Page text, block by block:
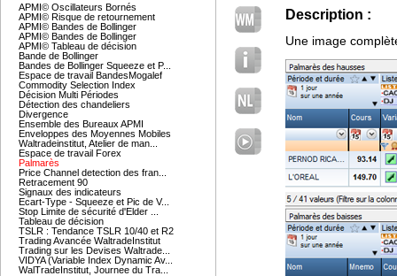
APMI© Oscillateurs Bornés
APMI© Risque de retournement
APMI© Bandes de Bollinger
APMI© Bandes de Bollinger
APMI© Tableau de décision
Bande de Bollinger
Bandes de Bollinger Squeeze et P...
Espace de travail BandesMogalef
Commodity Selection Index
Décision Multi Périodes
Détection des chandeliers
Divergence
Ensemble des Bureaux APMI
Enveloppes des Moyennes Mobiles
Waltradeinstitut, Atelier de man...
Espace de travail Forex
Palmarès
Price Channel detection des fran...
Retracement 90
Signaux des indicateurs
Ecart-Type - Squeeze et Pic de V...
Stop Limite de sécurité d'Elder ...
Tableau de décision
TSLR : Tendance TSLR 10/40 et R2
Trading Avancée WaltradeInstitut
Trading sur les Devises Waltrade...
VIDYA (Variable Index Dynamic Av...
WalTradeInstitut, Journee du Tra...
Description :
Une image